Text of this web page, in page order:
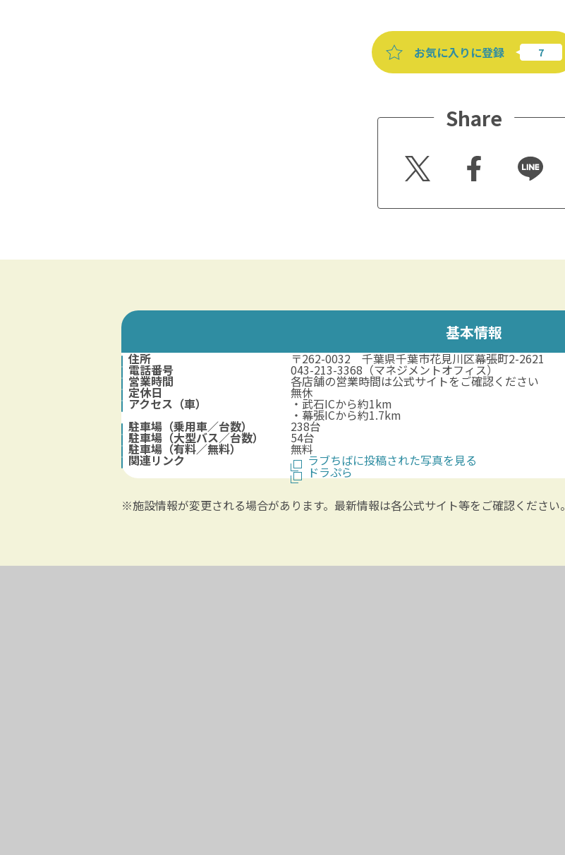
お気に入りに登録
Share
Twitt
er
Faceb
ook
Line
基本情報
住所 〒262-0032 千葉県千葉市花見川区幕張町2-2621
電話番号 043-213-3368（マネジメントオフィス）
営業時間 各店舗の営業時間は公式サイトをご確認ください
定休日 無休
アクセス（車） ・武石ICから約1km
・幕張ICから約1.7km
駐車場（乗用車／台数） 238台
駐車場（大型バス／台数） 54台
駐車場（有料／無料） 無料
関連リンク ラブちばに投稿された写真を見る
ドラぷら
※施設情報が変更される場合があります。最新情報は各公式サイト等をご確認ください。